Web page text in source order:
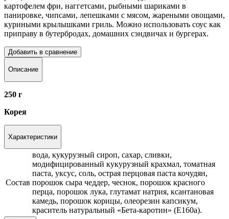
картофелем фри, наггетсами, рыбными шариками в
панировке, чипсами, лепешками с мясом, жареными овощами,
куриными крылышками гриль. Можно использовать соус как
приправу в бутербродах, домашних сэндвичах и бургерах.
Добавить в сравнение
Описание
250 г
Корея
Характеристики
Состав
вода, кукурузный сироп, сахар, сливки,
модифицированный кукурузный крахмал, томатная
паста, уксус, соль, острая перцовая паста кочудян,
порошок сыра чеддер, чеснок, порошок красного
перца, порошок лука, глутамат натрия, ксантановая
камедь, порошок корицы, олеорезин капсикум,
краситель натуральный «Бета-каротин» (Е160а).